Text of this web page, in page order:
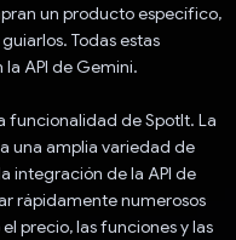
un producto específico,
Todas estas
API de Gemini.
funcionalidad de SpotIt. La
una amplia variedad de
integración de la API de
rápidamente numerosos
precio, las funciones y las